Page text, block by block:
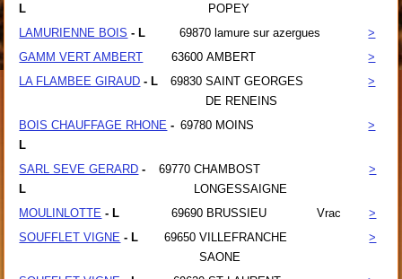
L
POPEY
LAMURIENNE BOIS - L 69870 lamure sur azergues
>
GAMM VERT AMBERT
63600 AMBERT
>
LA FLAMBEE GIRAUD - L 69830 SAINT GEORGES
DE RENEINS
>
BOIS CHAUFFAGE RHONE -
L
69780 MOINS >
SARL SEVE GERARD -
L
69770 CHAMBOST
LONGESSAIGNE
>
MOULINLOTTE - L 69690 BRUSSIEU Vrac
>
SOUFFLET VIGNE - L 69650 VILLEFRANCHE
SAONE
>